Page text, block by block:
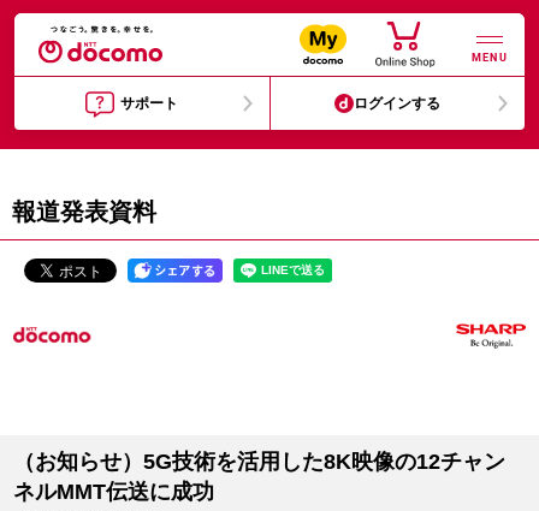
MENU
サポート ログインする
報道発表資料
（お知らせ）5G技術を活用した8K映像の12チャン
ネルMMT伝送に成功